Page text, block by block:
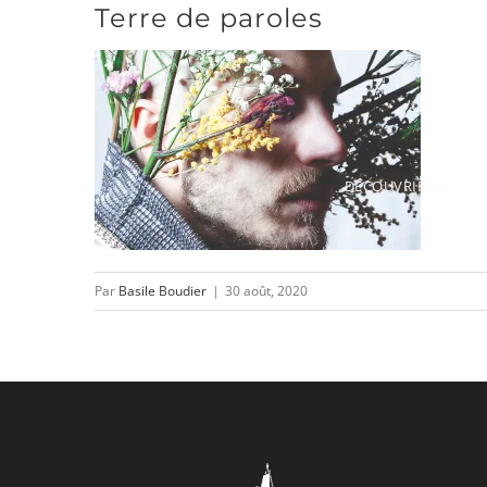
DÉCOUVRIR
Terre de paroles
Par Basile Boudier | 30 août, 2020